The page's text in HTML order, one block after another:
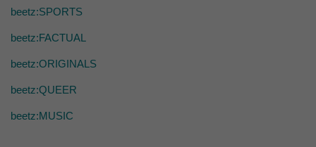
beetz:SPORTS
beetz:FACTUAL
beetz:ORIGINALS
beetz:QUEER
beetz:MUSIC
standardmäßig blockiert. Wenn Cookies von externen Medien akzeptiert
werden, bedarf der Zugriff auf diese Inhalte keiner manuellen Einwilligung
mehr.